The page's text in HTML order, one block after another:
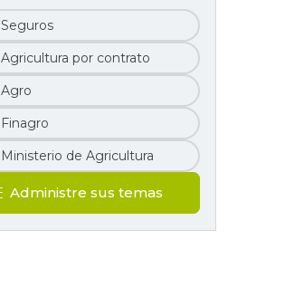
Seguros
Agricultura por contrato
Agro
Finagro
Ministerio de Agricultura
Administre sus temas